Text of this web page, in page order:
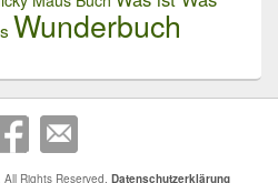
Wunderbuch
. All Rights Reserved. Datenschutzerklärung